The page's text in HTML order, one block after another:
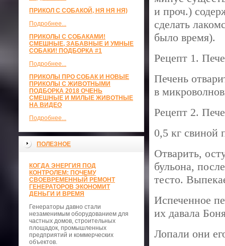
ПРИКОЛ С СОБАКОЙ, НЯ НЯ НЯ)
Подробнее...
ПРИКОЛЫ С СОБАКАМИ!
СМЕШНЫЕ, ЗАБАВНЫЕ И УМНЫЕ
СОБАКИ! ПОДБОРКА #1
Подробнее...
ПРИКОЛЫ ПРО СОБАК И НОВЫЕ
ПРИКОЛЫ С ЖИВОТНЫМИ
ПОДБОРКА 2018 ОЧЕНЬ
СМЕШНЫЕ И МИЛЫЕ ЖИВОТНЫЕ
НА ВИДЕО
Подробнее...
ПОЛЕЗНОЕ
КОГДА ЭНЕРГИЯ ПОД
КОНТРОЛЕМ: ПОЧЕМУ
СВОЕВРЕМЕННЫЙ РЕМОНТ
ГЕНЕРАТОРОВ ЭКОНОМИТ
ДЕНЬГИ И ВРЕМЯ
Генераторы давно стали
незаменимым оборудованием для
частных домов, строительных
площадок, промышленных
предприятий и коммерческих
объектов.
и проч.)
сделать
было время).
Рецепт 1.
Печень
в
Рецепт 2.
0,5 кг свиной
Отварить,
бульона,
тесто.
Испеченное
их давала
Лопали они